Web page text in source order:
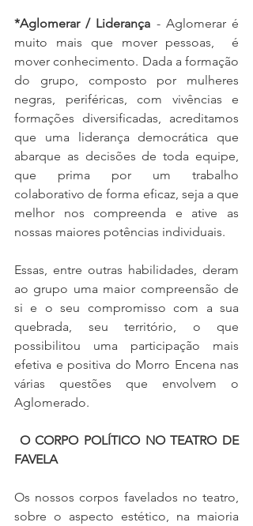
*Aglomerar / Liderança - Aglomerar é
muito mais que mover pessoas,  é
mover conhecimento. Dada a formação
do grupo, composto por mulheres
negras, periféricas, com vivências e
formações diversificadas, acreditamos
que uma liderança democrática que
abarque as decisões de toda equipe,
que prima por um trabalho
colaborativo de forma eficaz, seja a que
melhor nos compreenda e ative as
nossas maiores potências individuais.
Essas, entre outras habilidades, deram
ao grupo uma maior compreensão de
si e o seu compromisso com a sua
quebrada, seu território, o que
possibilitou uma participação mais
efetiva e positiva do Morro Encena nas
várias questões que envolvem o
Aglomerado.
O CORPO POLÍTICO NO TEATRO DE
FAVELA
Os nossos corpos favelados no teatro,
sobre o aspecto estético, na maioria